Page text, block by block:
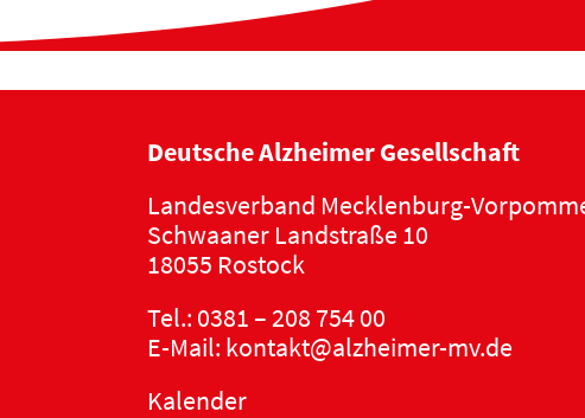
Deutsche Alzheimer Gesellschaft
Landesverband Mecklenburg-
Schwaaner Landstraße 10
18055 Rostock
Tel.: 0381 – 208 754 00
E-Mail: kontakt@alzheimer-mv.de
Kalender